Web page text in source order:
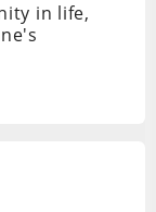
in life,